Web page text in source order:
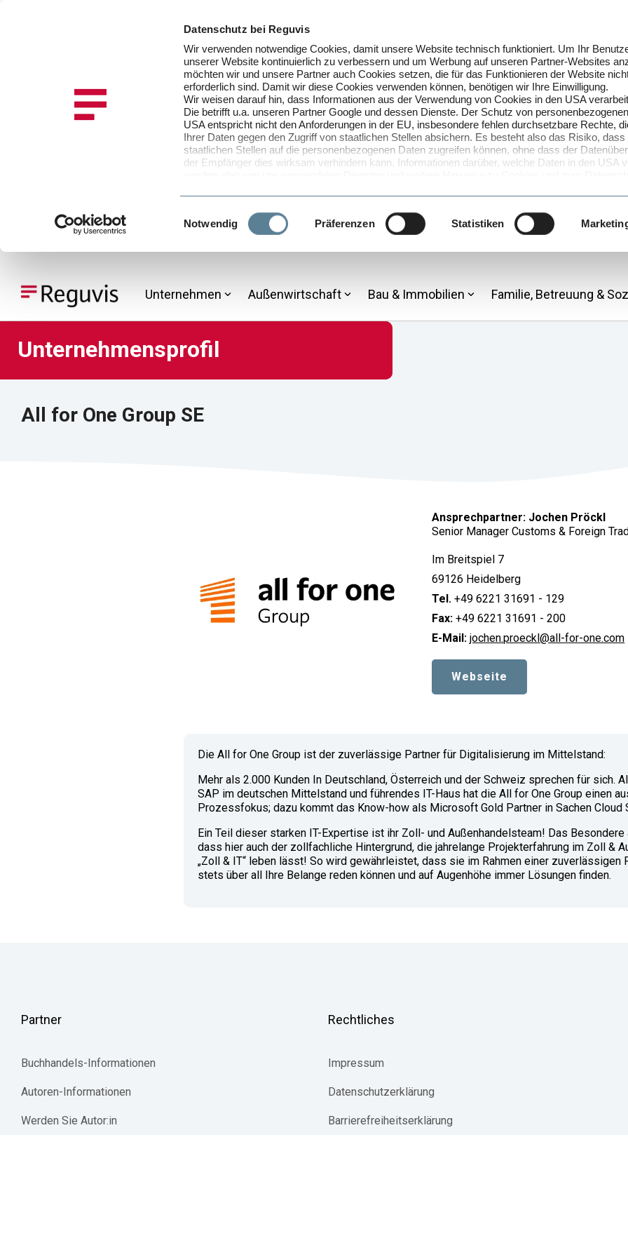
Datenschutz bei Reguvis
Wir verwenden notwendige Cookies, damit unsere Website technisch funktioniert. Um Ihr
unserer Website kontinuierlich zu verbessern und um Werbung auf unseren Partner-Websites
möchten wir und unsere Partner auch Cookies setzen, die für das Funktionieren der Website
erforderlich sind. Damit wir diese Cookies verwenden können, benötigen wir Ihre Einwilligung.
Wir weisen darauf hin, dass Informationen aus der Verwendung von Cookies in den USA
Die betrifft u.a. unseren Partner Google und dessen Dienste. Der Schutz von
USA entspricht nicht den Anforderungen in der EU, insbesondere fehlen durchsetzbare Rechte,
Ihrer Daten gegen den Zugriff von staatlichen Stellen absichern. Es besteht also das Risiko, dass
staatlichen Stellen auf die personenbezogenen Daten zugreifen können, ohne dass der
der Empfänger dies wirksam verhindern kann. Informationen darüber, welche Daten in den USA
selbst bestimmen, und zwar über den Link zu den Cookie-Einstellungen.
Stimmen Sie der Verwendung von Cookies und der damit verbundenen Verarbeitung Ihrer
Daten in der EU und den USA zu?
Sofern Sie der Verwendung von Cookies und der Verarbeitung in den USA (Art. 49 Abs. 1 S. 1 lit.
zustimmen, können Sie diese Einwilligung jederzeit mit Wirkung für die Zukunft widerrufen,
Einwilligungsauswahl
Notwendig Präferenzen Statistiken
main
Unternehmen Außenwirtschaft Bau & Immobilien Familie, Betreuung &
Unternehmensprofil
Unternehmensprofil
All for One Group SE
Ansprechpartner: Jochen Pröckl
Senior Manager Customs & Foreign
Im Breitspiel 7
69126 Heidelberg
Tel.+49 6221 31691 - 129
Fax: +49 6221 31691 - 200
E-Mail:jochen.proeckl@all-for-one.com
Webseite
Die All for One Group ist der zuverlässige Partner für Digitalisierung im Mittelstand:
Mehr als 2.000 Kunden In Deutschland, Österreich und der Schweiz sprechen für sich.
SAP im deutschen Mittelstand und führendes IT-Haus hat die All for One Group einen
Prozessfokus; dazu kommt das Know-how als Microsoft Gold Partner in Sachen Cloud
Ein Teil dieser starken IT-Expertise ist ihr Zoll- und Außenhandelsteam! Das
dass hier auch der zollfachliche Hintergrund, die jahrelange Projekterfahrung im Zoll &
„Zoll & IT“ leben lässt! So wird gewährleistet, dass sie im Rahmen einer zuverlässigen
stets über all Ihre Belange reden können und auf Augenhöhe immer Lösungen finden.
Partner
Buchhandels-Informationen
Autoren-Informationen
Werden Sie Autor:in
Rechtliches
Impressum
Datenschutzerklärung
Barrierefreiheitserklärung